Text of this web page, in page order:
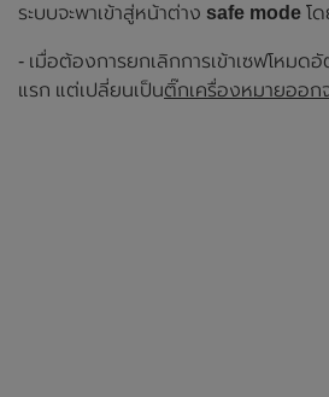
ระบบจะพาเข้าสู่หน้าต่าง safe mode โ
- เมื่อต้องการยกเลิกการเข้าเซฟโหมด
แรก แต่เปลี่ยนเป็นติ๊กเครื่องหมายออก